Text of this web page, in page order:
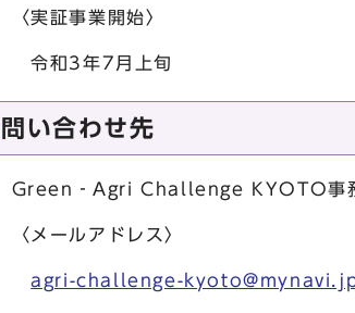
〈実証事業開始〉
令和3年7月上旬
問い合わせ先
Green‐Agri Challenge KYOTO事務
〈メールアドレス〉
agri-challenge-